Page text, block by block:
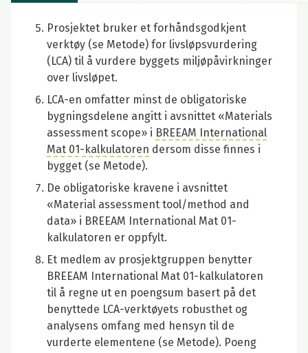
Prosjektet bruker et forhåndsgodkjent
verktøy (se Metode) for livsløpsvurdering
(LCA) til å vurdere byggets miljøpåvirkninger
over livsløpet.
LCA-en omfatter minst de obligatoriske
bygningsdelene angitt i avsnittet «Materials
assessment scope» i BREEAM International
Mat 01-kalkulatoren dersom disse finnes i
bygget (se Metode).
De obligatoriske kravene i avsnittet
«Material assessment tool/method and
data» i BREEAM International Mat 01-
kalkulatoren er oppfylt.
Et medlem av prosjektgruppen benytter
BREEAM International Mat 01-kalkulatoren
til å regne ut en poengsum basert på det
benyttede LCA-verktøyets robusthet og
analysens omfang med hensyn til de
vurderte elementene (se Metode). Poeng